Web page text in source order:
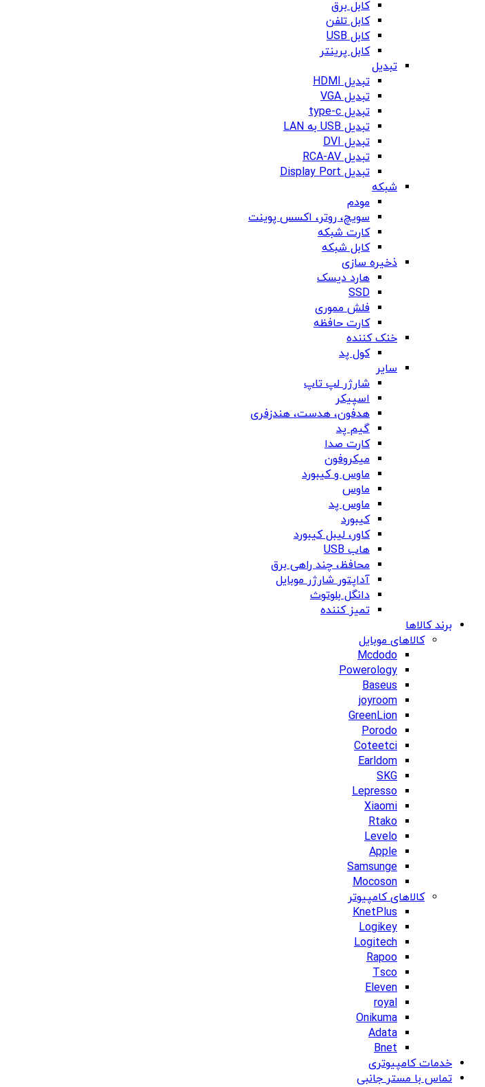
کابل برق
کابل تلفن
کابل USB
کابل پرینتر
تبدیل
تبدیل HDMI
تبدیل VGA
تبدیل type-c
تبدیل USB به LAN
تبدیل DVI
تبدیل RCA-AV
تبدیل Display Port
شبکه
مودم
سویچ، روتر، اکسس پوینت
کارت شبکه
کابل شبکه
ذخیره سازی
هارد دیسک
SSD
فلش مموری
کارت حافظه
خنک کننده
کول پد
سایر
شارژر لپ تاپ
اسپیکر
هدفون، هدست، هندزفری
گیم پد
کارت صدا
میکروفون
ماوس و کیبورد
ماوس
ماوس پد
کیبورد
کاور، لیبل کیبورد
هاب USB
محافظ، چند راهی برق
آداپتور شارژر موبایل
دانگل بلوتوث
تمیز کننده
برند کالاها
کالاهای موبایل
Mcdodo
Powerology
Baseus
joyroom
GreenLion
Porodo
Coteetci
Earldom
SKG
Lepresso
Xiaomi
Rtako
Levelo
Apple
Samsunge
Mocoson
کالاهای کامپیوتر
KnetPlus
Logikey
Logitech
Rapoo
Tsco
Eleven
royal
Onikuma
Adata
Bnet
خدمات کامپیوتری
تماس با مستر جانبی